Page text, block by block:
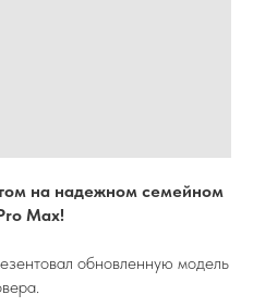
на надежном семейном
Max!
обновленную модель